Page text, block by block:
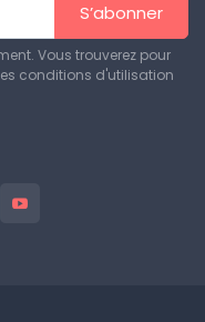
S’abonner
Vous trouverez pour
conditions d'utilisation